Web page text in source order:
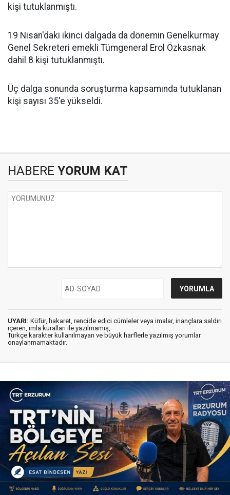
kişi tutuklanmıştı.
19 Nisan'daki ikinci dalgada da dönemin Genelkurmay
Genel Sekreteri emekli Tümgeneral Erol Özkasnak
dahil 8 kişi tutuklanmıştı.
Üç dalga sonunda soruşturma kapsamında tutuklanan
kişi sayısı 35'e yükseldi.
HABERE YORUM KAT
UYARI: Küfür, hakaret, rencide edici cümleler veya imalar, inançlara saldırı
içeren, imla kuralları ile yazılmamış,
Türkçe karakter kullanılmayan ve büyük harflerle yazılmış yorumlar
onaylanmamaktadır.